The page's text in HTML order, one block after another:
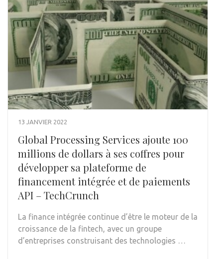
13 JANVIER 2022
Global Processing Services ajoute 100
millions de dollars à ses coffres pour
développer sa plateforme de
financement intégrée et de paiements
API – TechCrunch
La finance intégrée continue d’être le moteur de la
croissance de la fintech, avec un groupe
d’entreprises construisant des technologies …